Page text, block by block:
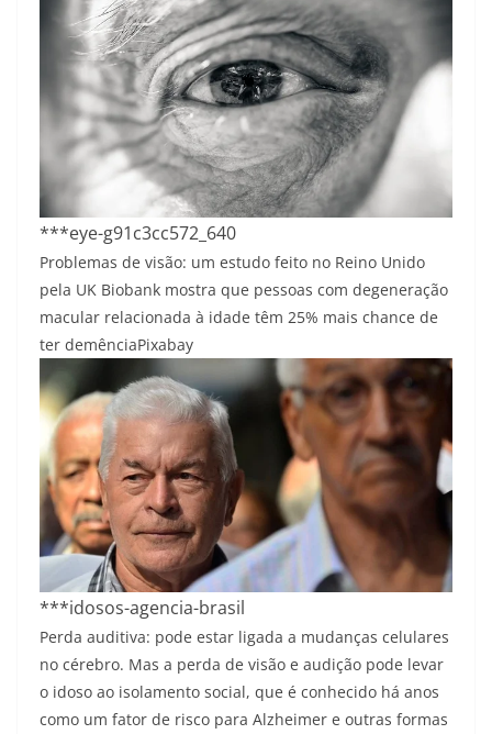
***eye-g91c3cc572_640
Problemas de visão: um estudo feito no Reino Unido
pela UK Biobank mostra que pessoas com degeneração
macular relacionada à idade têm 25% mais chance de
ter demênciaPixabay
***idosos-agencia-brasil
Perda auditiva: pode estar ligada a mudanças celulares
no cérebro. Mas a perda de visão e audição pode levar
o idoso ao isolamento social, que é conhecido há anos
como um fator de risco para Alzheimer e outras formas